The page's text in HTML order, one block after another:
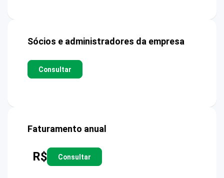
Sócios e administradores da empresa
Consultar
Faturamento anual
R$ Consultar